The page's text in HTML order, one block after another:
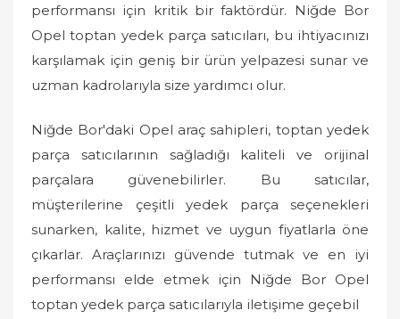
performansı için kritik bir faktördür. Niğde Bor
Opel toptan yedek parça satıcıları, bu ihtiyacınızı
karşılamak için geniş bir ürün yelpazesi sunar ve
uzman kadrolarıyla size yardımcı olur.
Niğde Bor'daki Opel araç sahipleri, toptan yedek
parça satıcılarının sağladığı kaliteli ve orijinal
parçalara güvenebilirler. Bu satıcılar,
müşterilerine çeşitli yedek parça seçenekleri
sunarken, kalite, hizmet ve uygun fiyatlarla öne
çıkarlar. Araçlarınızı güvende tutmak ve en iyi
performansı elde etmek için Niğde Bor Opel
toptan yedek parça satıcılarıyla iletişime geçebil